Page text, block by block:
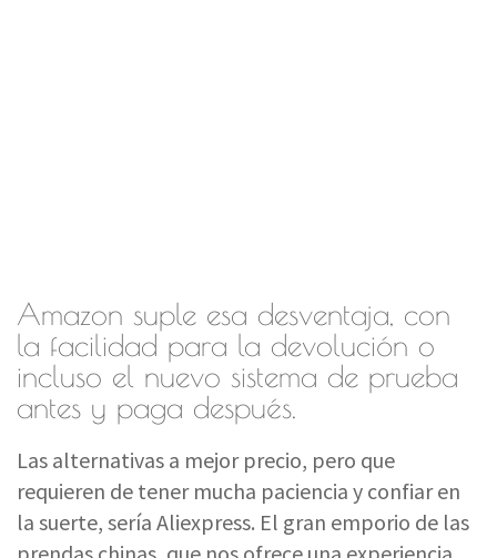
Amazon suple esa desventaja, con
la facilidad para la devolución o
incluso el nuevo sistema de prueba
antes y paga después.
Las alternativas a mejor precio, pero que
requieren de tener mucha paciencia y confiar en
la suerte, sería Aliexpress. El gran emporio de las